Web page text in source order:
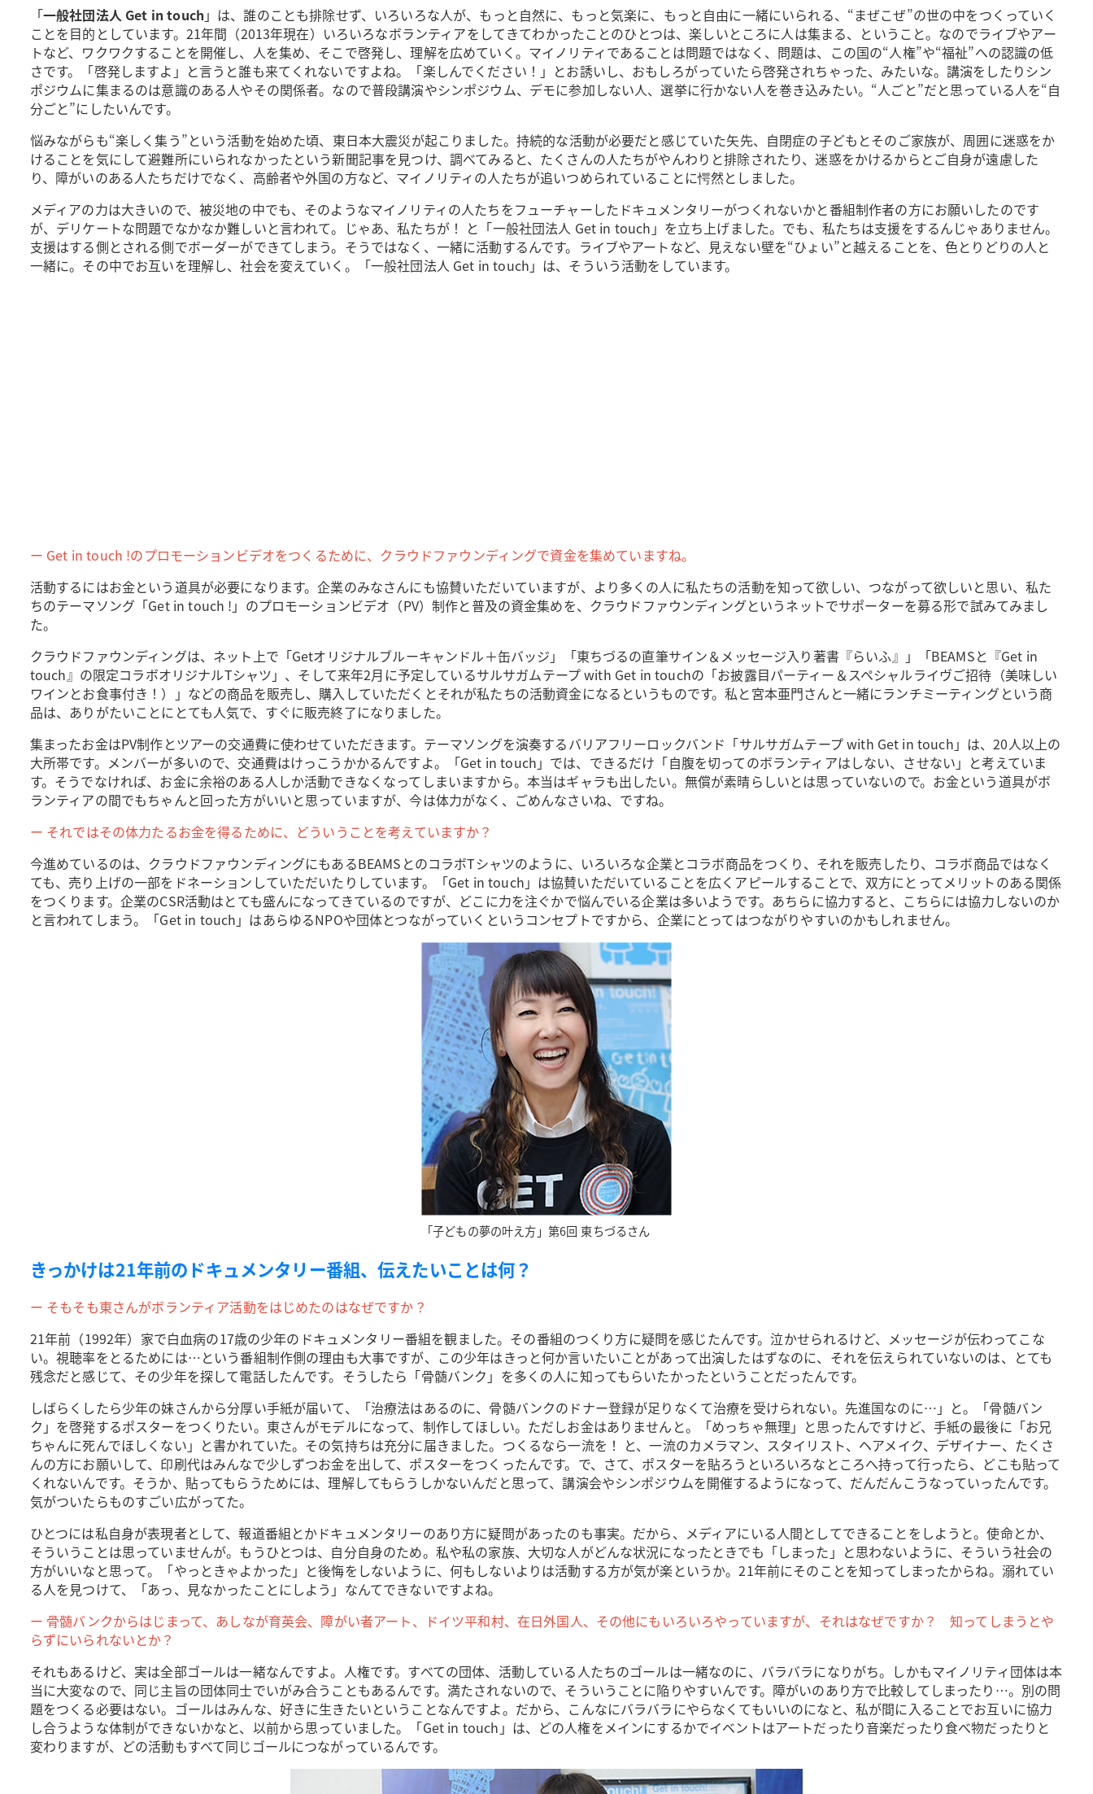
「一般社団法人 Get in touch 」は、誰のことも排除せず、いろいろな人が、もっと自然に、もっと気楽に、もっと自由に一緒にいられる、“まぜこぜ”の世の中をつくっていく
ことを目的としています。21年間（2013年現在）いろいろなボランティアをしてきてわかったことのひとつは、楽しいところに人は集まる、ということ。なのでライブやアー
トなど、ワクワクすることを開催し、人を集め、そこで啓発し、理解を広めていく。マイノリティであることは問題ではなく、問題は、この国の“人権”や“福祉”への認識の低
さです。「啓発しますよ」と言うと誰も来てくれないですよね。「楽しんでください！」とお誘いし、おもしろがっていたら啓発されちゃった、みたいな。講演をしたりシン
ポジウムに集まるのは意識のある人やその関係者。なので普段講演やシンポジウム、デモに参加しない人、選挙に行かない人を巻き込みたい。“人ごと”だと思っている人を“自
分ごと”にしたいんです。
悩みながらも“楽しく集う”という活動を始めた頃、東日本大震災が起こりました。持続的な活動が必要だと感じていた矢先、自閉症の子どもとそのご家族が、周囲に迷惑をか
けることを気にして避難所にいられなかったという新聞記事を見つけ、調べてみると、たくさんの人たちがやんわりと排除されたり、迷惑をかけるからとご自身が遠慮した
り、障がいのある人たちだけでなく、高齢者や外国の方など、マイノリティの人たちが追いつめられていることに愕然としました。
メディアの力は大きいので、被災地の中でも、そのようなマイノリティの人たちをフューチャーしたドキュメンタリーがつくれないかと番組制作者の方にお願いしたのです
が、デリケートな問題でなかなか難しいと言われて。じゃあ、私たちが！ と「一般社団法人 Get in touch」を立ち上げました。でも、私たちは支援をするんじゃありません。
支援はする側とされる側でボーダーができてしまう。そうではなく、一緒に活動するんです。ライブやアートなど、見えない壁を“ひょい”と越えることを、色とりどりの人と
一緒に。その中でお互いを理解し、社会を変えていく。「一般社団法人 Get in touch」は、そういう活動をしています。
ー Get in touch !のプロモーションビデオをつくるために、クラウドファウンディングで資金を集めていますね。
活動するにはお金という道具が必要になります。企業のみなさんにも協賛いただいていますが、より多くの人に私たちの活動を知って欲しい、つながって欲しいと思い、私た
ちのテーマソング「Get in touch !」のプロモーションビデオ（PV）制作と普及の資金集めを、クラウドファウンディングというネットでサポーターを募る形で試みてみまし
た。
クラウドファウンディングは、ネット上で「Getオリジナルブルーキャンドル＋缶バッジ」「東ちづるの直筆サイン＆メッセージ入り著書『らいふ』」「BEAMSと『Get in
touch』の限定コラボオリジナルTシャツ」、そして来年2月に予定しているサルサガムテープ with Get in touchの「お披露目パーティー＆スペシャルライヴご招待（美味しい
ワインとお食事付き！）」などの商品を販売し、購入していただくとそれが私たちの活動資金になるというものです。私と宮本亜門さんと一緒にランチミーティングという商
品は、ありがたいことにとても人気で、すぐに販売終了になりました。
集まったお金はPV制作とツアーの交通費に使わせていただきます。テーマソングを演奏するバリアフリーロックバンド「サルサガムテープ with Get in touch」は、20人以上の
大所帯です。メンバーが多いので、交通費はけっこうかかるんですよ。「Get in touch」では、できるだけ「自腹を切ってのボランティアはしない、させない」と考えていま
す。そうでなければ、お金に余裕のある人しか活動できなくなってしまいますから。本当はギャラも出したい。無償が素晴らしいとは思っていないので。お金という道具がボ
ランティアの間でもちゃんと回った方がいいと思っていますが、今は体力がなく、ごめんなさいね、ですね。
ー それではその体力たるお金を得るために、どういうことを考えていますか？
今進めているのは、クラウドファウンディングにもあるBEAMSとのコラボTシャツのように、いろいろな企業とコラボ商品をつくり、それを販売したり、コラボ商品ではなく
ても、売り上げの一部をドネーションしていただいたりしています。「Get in touch」は協賛いただいていることを広くアピールすることで、双方にとってメリットのある関係
をつくります。企業のCSR活動はとても盛んになってきているのですが、どこに力を注ぐかで悩んでいる企業は多いようです。あちらに協力すると、こちらには協力しないのか
と言われてしまう。「Get in touch」はあらゆるNPOや団体とつながっていくというコンセプトですから、企業にとってはつながりやすいのかもしれません。
「子どもの夢の叶え方」第6回 東ちづるさん
きっかけは21年前のドキュメンタリー番組、伝えたいことは何？
ー そもそも東さんがボランティア活動をはじめたのはなぜですか？
21年前（1992年）家で白血病の17歳の少年のドキュメンタリー番組を観ました。その番組のつくり方に疑問を感じたんです。泣かせられるけど、メッセージが伝わってこな
い。視聴率をとるためには…という番組制作側の理由も大事ですが、この少年はきっと何か言いたいことがあって出演したはずなのに、それを伝えられていないのは、とても
残念だと感じて、その少年を探して電話したんです。そうしたら「骨髄バンク」を多くの人に知ってもらいたかったということだったんです。
しばらくしたら少年の妹さんから分厚い手紙が届いて、「治療法はあるのに、骨髄バンクのドナー登録が足りなくて治療を受けられない。先進国なのに…」と。「骨髄バン
ク」を啓発するポスターをつくりたい。東さんがモデルになって、制作してほしい。ただしお金はありませんと。「めっちゃ無理」と思ったんですけど、手紙の最後に「お兄
ちゃんに死んでほしくない」と書かれていた。その気持ちは充分に届きました。つくるなら一流を！ と、一流のカメラマン、スタイリスト、ヘアメイク、デザイナー、たくさ
んの方にお願いして、印刷代はみんなで少しずつお金を出して、ポスターをつくったんです。で、さて、ポスターを貼ろうといろいろなところへ持って行ったら、どこも貼って
くれないんです。そうか、貼ってもらうためには、理解してもらうしかないんだと思って、講演会やシンポジウムを開催するようになって、だんだんこうなっていったんです。
気がついたらものすごい広がってた。
ひとつには私自身が表現者として、報道番組とかドキュメンタリーのあり方に疑問があったのも事実。だから、メディアにいる人間としてできることをしようと。使命とか、
そういうことは思っていませんが。もうひとつは、自分自身のため。私や私の家族、大切な人がどんな状況になったときでも「しまった」と思わないように、そういう社会の
方がいいなと思って。「やっときゃよかった」と後悔をしないように、何もしないよりは活動する方が気が楽というか。21年前にそのことを知ってしまったからね。溺れてい
る人を見つけて、「あっ、見なかったことにしよう」なんてできないですよね。
ー 骨髄バンクからはじまって、あしなが育英会、障がい者アート、ドイツ平和村、在日外国人、その他にもいろいろやっていますが、それはなぜですか？ 知ってしまうとや
らずにいられないとか？
それもあるけど、実は全部ゴールは一緒なんですよ。人権です。すべての団体、活動している人たちのゴールは一緒なのに、バラバラになりがち。しかもマイノリティ団体は本
当に大変なので、同じ主旨の団体同士でいがみ合うこともあるんです。満たされないので、そういうことに陥りやすいんです。障がいのあり方で比較してしまったり…。別の問
題をつくる必要はない。ゴールはみんな、好きに生きたいということなんですよ。だから、こんなにバラバラにやらなくてもいいのになと、私が間に入ることでお互いに協力
し合うような体制ができないかなと、以前から思っていました。「Get in touch」は、どの人権をメインにするかでイベントはアートだったり音楽だったり食べ物だったりと
変わりますが、どの活動もすべて同じゴールにつながっているんです。